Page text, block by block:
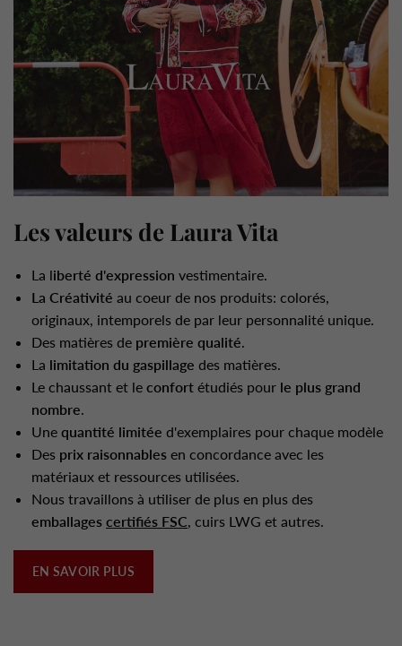
Les valeurs de Laura Vita
La liberté d'expression vestimentaire.
La Créativité au coeur de nos produits: colorés,
originaux, intemporels de par leur personnalité unique.
Des matières de première qualité.
La limitation du gaspillage des matières.
Le chaussant et le confort étudiés pour le plus grand
nombre.
Une quantité limitée d'exemplaires pour chaque modèle
Des prix raisonnables en concordance avec les
matériaux et ressources utilisées.
Nous travaillons à utiliser de plus en plus des
emballages certifiés FSC, cuirs LWG et autres.
EN SAVOIR PLUS